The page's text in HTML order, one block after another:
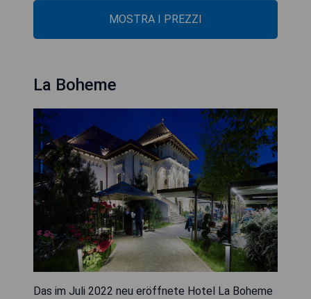
MOSTRA I PREZZI
La Boheme
Das im Juli 2022 neu eröffnete Hotel La Boheme